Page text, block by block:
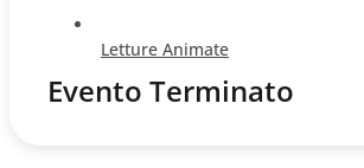
Letture Animate
Evento Terminato